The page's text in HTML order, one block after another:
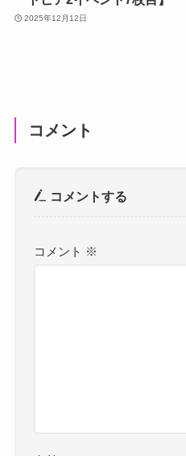
2025年12月12日
コメント
コメントする
コメント ※